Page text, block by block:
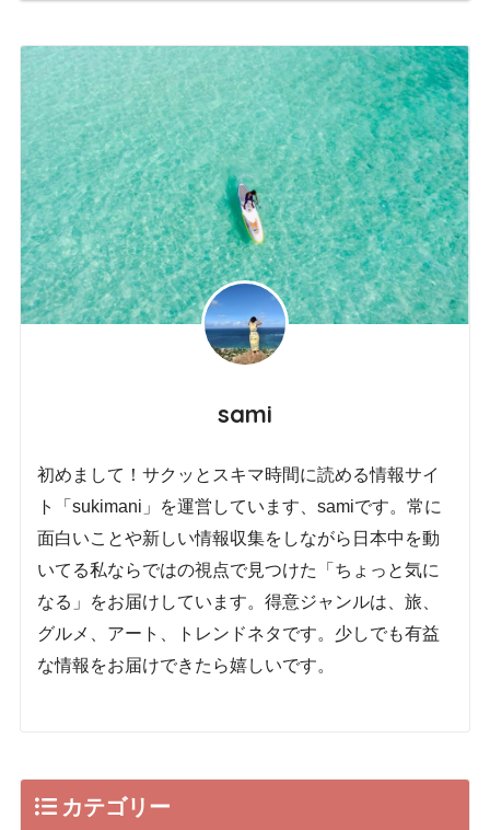
sami
初めまして！サクッとスキマ時間に読める情報サイ
ト「sukimani」を運営しています、samiです。常に
面白いことや新しい情報収集をしながら日本中を動
いてる私ならではの視点で見つけた「ちょっと気に
なる」をお届けしています。得意ジャンルは、旅、
グルメ、アート、トレンドネタです。少しでも有益
な情報をお届けできたら嬉しいです。
カテゴリー